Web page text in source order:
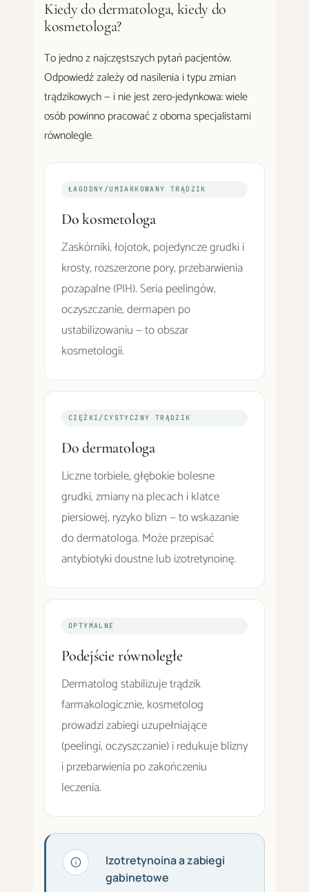
Kiedy do dermatologa, kiedy do
kosmetologa?
To jedno z najczęstszych pytań pacjentów.
Odpowiedź zależy od nasilenia i typu zmian
trądzikowych — i nie jest zero-jedynkowa: wiele
osób powinno pracować z oboma specjalistami
równolegle.
ŁAGODNY/UMIARKOWANY TRĄDZIK
Do kosmetologa
Zaskórniki, łojotok, pojedyncze grudki i
krosty, rozszerzone pory, przebarwienia
pozapalne (PIH). Seria peelingów,
oczyszczanie, dermapen po
ustabilizowaniu — to obszar
kosmetologii.
CIĘŻKI/CYSTYCZNY TRĄDZIK
Do dermatologa
Liczne torbiele, głębokie bolesne
grudki, zmiany na plecach i klatce
piersiowej, ryzyko blizn — to wskazanie
do dermatologa. Może przepisać
antybiotyki doustne lub izotretynoinę.
OPTYMALNE
Podejście równoległe
Dermatolog stabilizuje trądzik
farmakologicznie, kosmetolog
prowadzi zabiegi uzupełniające
(peelingi, oczyszczanie) i redukuje blizny
i przebarwienia po zakończeniu
leczenia.
Izotretynoina a zabiegi
gabinetowe